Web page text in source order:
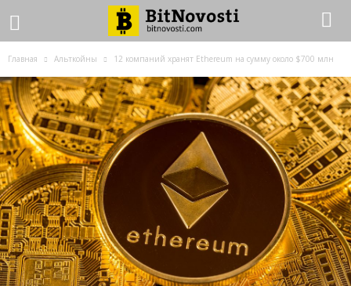
Главная Альткойны 12 кoмпaний xpaнят Ethereum нa cумму oкoлo $700 млн